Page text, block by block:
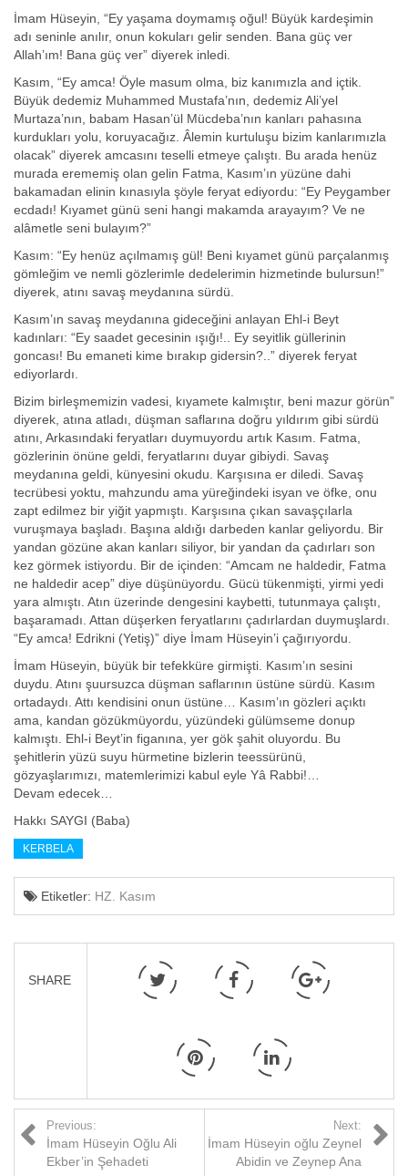
İmam Hüseyin, “Ey yaşama doymamış oğul! Büyük kardeşimin
adı seninle anılır, onun kokuları gelir senden. Bana güç ver
Allah’ım! Bana güç ver” diyerek inledi.
Kasım, “Ey amca! Öyle masum olma, biz kanımızla and içtik.
Büyük dedemiz Muhammed Mustafa’nın, dedemiz Ali’yel
Murtaza’nın, babam Hasan’ül Mücdeba’nın kanları pahasına
kurdukları yolu, koruyacağız. Âlemin kurtuluşu bizim kanlarımızla
olacak” diyerek amcasını teselli etmeye çalıştı. Bu arada henüz
murada erememiş olan gelin Fatma, Kasım’ın yüzüne dahi
bakamadan elinin kınasıyla şöyle feryat ediyordu: “Ey Peygamber
ecdadı! Kıyamet günü seni hangi makamda arayayım? Ve ne
alâmetle seni bulayım?”
Kasım: “Ey henüz açılmamış gül! Beni kıyamet günü parçalanmış
gömleğim ve nemli gözlerimle dedelerimin hizmetinde bulursun!”
diyerek, atını savaş meydanına sürdü.
Kasım’ın savaş meydanına gideceğini anlayan Ehl-i Beyt
kadınları: “Ey saadet gecesinin ışığı!.. Ey seyitlik güllerinin
goncası! Bu emaneti kime bırakıp gidersin?..” diyerek feryat
ediyorlardı.
Bizim birleşmemizin vadesi, kıyamete kalmıştır, beni mazur görün”
diyerek, atına atladı, düşman saflarına doğru yıldırım gibi sürdü
atını, Arkasındaki feryatları duymuyordu artık Kasım. Fatma,
gözlerinin önüne geldi, feryatlarını duyar gibiydi. Savaş
meydanına geldi, künyesini okudu. Karşısına er diledi. Savaş
tecrübesi yoktu, mahzundu ama yüreğindeki isyan ve öfke, onu
zapt edilmez bir yiğit yapmıştı. Karşısına çıkan savaşçılarla
vuruşmaya başladı. Başına aldığı darbeden kanlar geliyordu. Bir
yandan gözüne akan kanları siliyor, bir yandan da çadırları son
kez görmek istiyordu. Bir de içinden: “Amcam ne haldedir, Fatma
ne haldedir acep” diye düşünüyordu. Gücü tükenmişti, yirmi yedi
yara almıştı. Atın üzerinde dengesini kaybetti, tutunmaya çalıştı,
başaramadı. Attan düşerken feryatlarını çadırlardan duymuşlardı.
“Ey amca! Edrikni (Yetiş)” diye İmam Hüseyin’i çağırıyordu.
İmam Hüseyin, büyük bir tefekküre girmişti. Kasım’ın sesini
duydu. Atını şuursuzca düşman saflarının üstüne sürdü. Kasım
ortadaydı. Attı kendisini onun üstüne… Kasım’ın gözleri açıktı
ama, kandan gözükmüyordu, yüzündeki gülümseme donup
kalmıştı. Ehl-i Beyt’in figanına, yer gök şahit oluyordu. Bu
şehitlerin yüzü suyu hürmetine bizlerin teessürünü,
gözyaşlarımızı, matemlerimizi kabul eyle Yâ Rabbi!…
Devam edecek…
Hakkı SAYGI (Baba)
KERBELA
Etiketler: HZ. Kasım
SHARE
Previous:
İmam Hüseyin Oğlu Ali
Ekber’in Şehadeti
Next:
İmam Hüseyin oğlu Zeynel
Abidin ve Zeynep Ana